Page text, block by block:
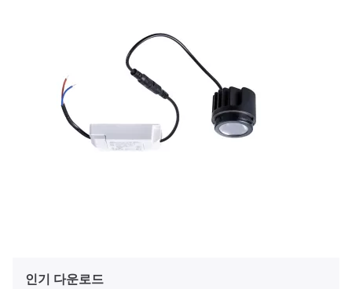
인기 다운로드